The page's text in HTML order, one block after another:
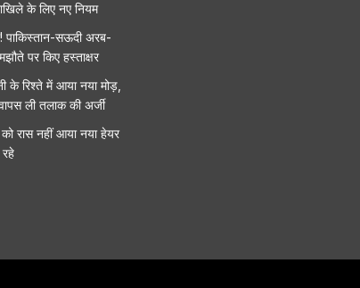
के लिए नए नियम
पाकिस्तान-सऊदी अरब-
पर किए हस्ताक्षर
के रिश्ते में आया नया मोड़,
ली तलाक की अर्जी
को रास नहीं आया नया हेयर